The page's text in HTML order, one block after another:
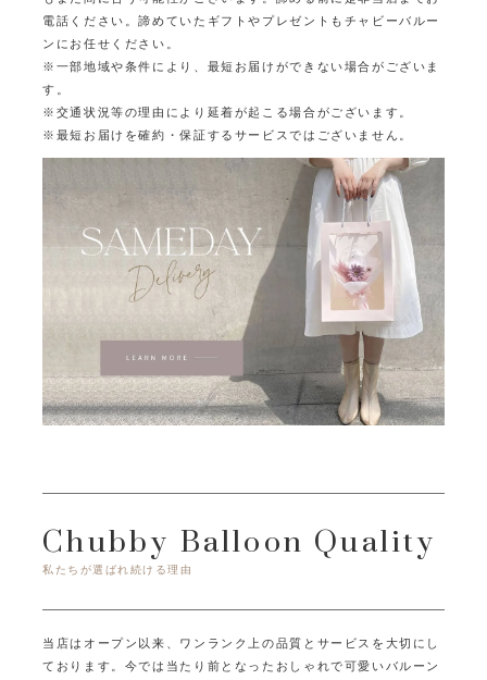
電話ください。諦めていたギフトやプレゼントもチャビーバルー
ンにお任せください。
※一部地域や条件により、最短お届けができない場合がございま
す。
※交通状況等の理由により延着が起こる場合がございます。
※最短お届けを確約・保証するサービスではございません。
Chubby Balloon Quality
私たちが選ばれ続ける理由
当店はオープン以来、ワンランク上の品質とサービスを大切にし
ております。 今では当たり前となったおしゃれで可愛いバルーン